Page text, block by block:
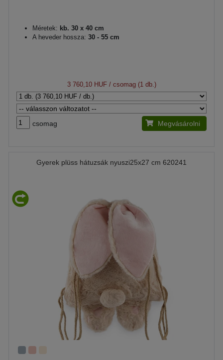
Méretek: kb. 30 x 40 cm
A heveder hossza: 30 - 55 cm
3 760,10 HUF/ csomag (1 db.)
csomag Megvásárolni
Gyerek plüss hátuzsák nyuszi25x27 cm 620241